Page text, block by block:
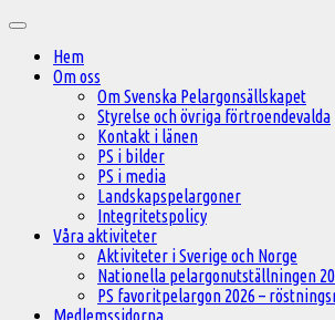
innehåll
Huvudmeny
Hem
Om oss
Om Svenska Pelargonsällskapet
Styrelse och övriga förtroendevalda
Kontakt i länen
PS i bilder
PS i media
Landskapspelargoner
Integritetspolicy
Våra aktiviteter
Aktiviteter i Sverige och Norge
Nationella pelargonutställningen
PS favoritpelargon 2026 –
Medlemssidorna